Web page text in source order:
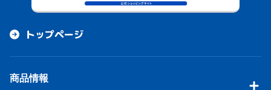
トップページ
商品情報